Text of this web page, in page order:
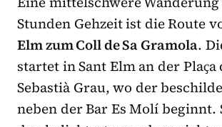
Stunden Gehzeit ist die Route
Elm zum Coll de Sa Gramola.
startet in Sant Elm an der Plaҫa
Sebastià Grau, wo der
neben der Bar Es Molí beginnt.